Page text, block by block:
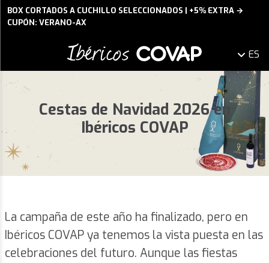
BOX CORTADOS A CUCHILLO SELECCIONADOS | +5% EXTRA →
CUPÓN: VERANO-AX
ES
Cestas de Navidad 2026 en
Ibéricos COVAP
La campaña de este año ha finalizado, pero en
Ibéricos COVAP ya tenemos la vista puesta en las
celebraciones del futuro. Aunque las fiestas